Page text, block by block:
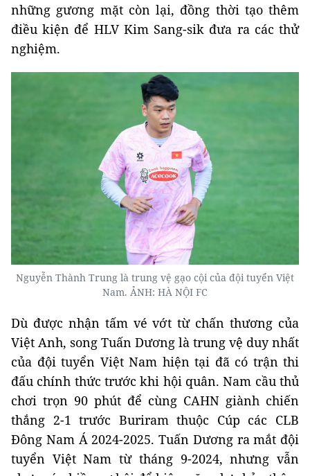
những gương mặt còn lại, đồng thời tạo thêm
điều kiện để HLV Kim Sang-sik đưa ra các thử
nghiệm.
Nguyễn Thành Trung là trung vệ gạo cội của đội tuyển Việt
Nam. ẢNH: HÀ NỘI FC
Dù được nhận tấm vé vớt từ chấn thương của
Việt Anh, song Tuấn Dương là trung vệ duy nhất
của đội tuyển Việt Nam hiện tại đã có trận thi
đấu chính thức trước khi hội quân. Nam cầu thủ
chơi trọn 90 phút để cùng CAHN giành chiến
thắng 2-1 trước Buriram thuộc Cúp các CLB
Đông Nam Á 2024-2025. Tuấn Dương ra mắt đội
tuyển Việt Nam từ tháng 9-2024, nhưng vẫn